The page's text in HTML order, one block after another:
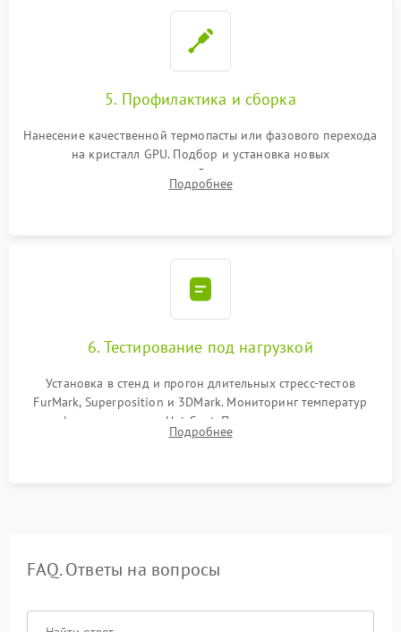
5. Профилактика и сборка
Нанесение качественной термопасты или фазового перехода
на кристалл GPU. Подбор и установка новых
термопрокладок правильной толщины на память и цепи
питания. Монтаж радиатора и бэкплейта, подключение и
Подробнее
6. Тестирование под нагрузкой
Установка в стенд и прогон длительных стресс-тестов
FurMark, Superposition и 3DMark. Мониторинг температур
графического чипа и Hot Spot. Проверка на отсутствие
артефактов изображения, вылетов драйвера и зависаний.
Подробнее
FAQ. Ответы на вопросы